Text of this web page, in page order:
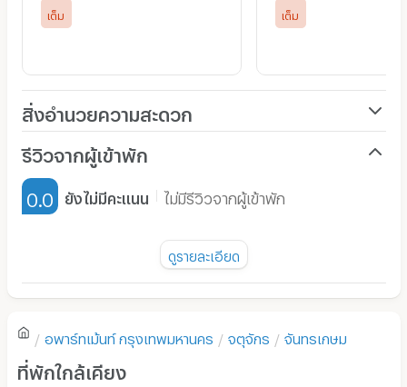
เต็ม เต็ม
สิ่งอำนวยความสะดวก
เฟอร์นิเจอร์-ตู้, เตียง
เครื่องทำน้ำอุ่น
โซฟา
โต๊ะ - เก้าอี้ทำงาน
รีวิวจากผู้เข้าพัก
0.0 ยังไม่มีคะแนน ไม่มีรีวิวจากผู้เข้าพัก
ยังไม่มีรีวิวของอพาร์ทเม้นท์นี้
เขียนรีวิวแรกของอพาร์ทเม้นท์นี้
ดูรายละเอียด
อพาร์ทเม้นท์ กรุงเทพมหานคร จตุจักร จันทรเกษม
ที่พักใกล้เคียง